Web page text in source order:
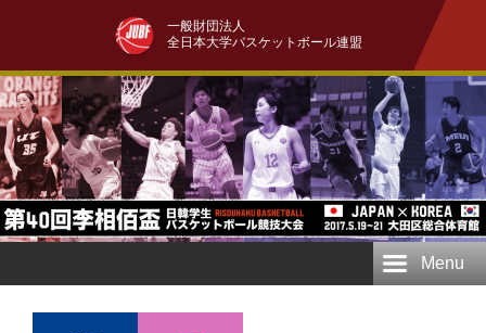
一般財団法人
全日本大学バスケットボール連盟
Menu